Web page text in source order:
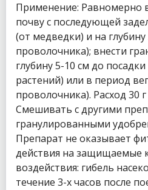
Применение: Равномерно
почву с последующей
(от медведки) и на глубину
проволочника); внести
глубину 5-10 см до
растений) или в период
проволочника). Расход 30
Смешивать с другими
гранулированными
Препарат не оказывает
действия на защищаемые
воздействия: гибель
течение 3-х часов после